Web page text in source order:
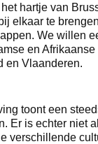
hartje van
elkaar te
We willen
en
en Vlaanderen.
toont een
Er is echter niet
verschillende